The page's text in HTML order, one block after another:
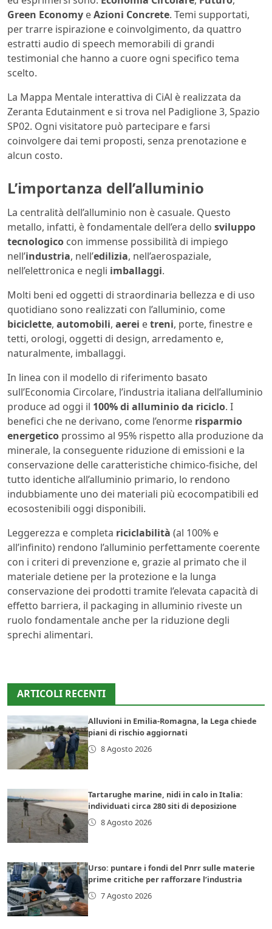
Green Economy eAzioni Concrete. Temi supportati,
per trarre ispirazione e coinvolgimento, da quattro
estratti audio di speech memorabili di grandi
testimonial che hanno a cuore ogni specifico tema
scelto.
La Mappa Mentale interattiva di CiAl è realizzata da
Zeranta Edutainment e si trova nel Padiglione 3, Spazio
SP02. Ogni visitatore può partecipare e farsi
coinvolgere dai temi proposti, senza prenotazione e
alcun costo.
L’importanza dell’alluminio
La centralità dell’alluminio non è casuale. Questo
metallo, infatti, è fondamentale dell’era dello sviluppo
tecnologico con immense possibilità di impiego
nell’industria, nell’edilizia, nell’aerospaziale,
nell’elettronica e negli imballaggi.
Molti beni ed oggetti di straordinaria bellezza e di uso
quotidiano sono realizzati con l’alluminio, come
biciclette, automobili, aerei etreni, porte, finestre e
tetti, orologi, oggetti di design, arredamento e,
naturalmente, imballaggi.
In linea con il modello di riferimento basato
sull’Economia Circolare, l’industria italiana dell’alluminio
produce ad oggi il 100% di alluminio da riciclo. I
benefici che ne derivano, come l’enorme risparmio
energetico prossimo al 95% rispetto alla produzione da
minerale, la conseguente riduzione di emissioni e la
conservazione delle caratteristiche chimico-fisiche, del
tutto identiche all’alluminio primario, lo rendono
indubbiamente uno dei materiali più ecocompatibili ed
ecosostenibili oggi disponibili.
Leggerezza e completa riciclabilità (al 100% e
all’infinito) rendono l’alluminio perfettamente coerente
con i criteri di prevenzione e, grazie al primato che il
materiale detiene per la protezione e la lunga
conservazione dei prodotti tramite l’elevata capacità di
effetto barriera, il packaging in alluminio riveste un
ruolo fondamentale anche per la riduzione degli
sprechi alimentari.
ARTICOLI RECENTI
Alluvioni in Emilia-Romagna, la Lega chiede
piani di rischio aggiornati
8 Agosto 2026
Tartarughe marine, nidi in calo in Italia:
individuati circa 280 siti di deposizione
8 Agosto 2026
Urso: puntare i fondi del Pnrr sulle materie
prime critiche per rafforzare l’industria
7 Agosto 2026